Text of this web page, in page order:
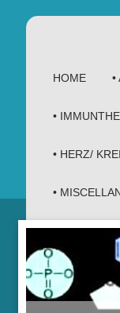
HOME •
•
• HERZ/
•